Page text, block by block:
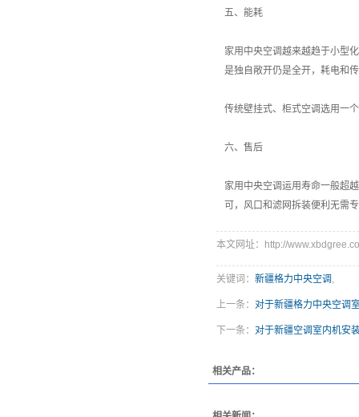
五、能耗
家用中央空调越来越趋于小型
是独自敞开仍是全开，耗电和
传统壁挂式、柜式空调选用一
六、售后
家用中央空调运用寿命一般超
可，风口和滤网拆装便利无需
本文网址：http://
关键词： 新疆格力中央空调 ,
上一条： 对于新疆格力中央空调
下一条： 对于新疆空调室内机安
相关产品：